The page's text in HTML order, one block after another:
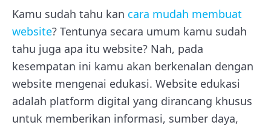
Kamu sudah tahu kan cara mudah membuat
website? Tentunya secara umum kamu sudah
tahu juga apa itu website? Nah, pada
kesempatan ini kamu akan berkenalan dengan
website mengenai edukasi. Website edukasi
adalah platform digital yang dirancang khusus
untuk memberikan informasi, sumber daya,